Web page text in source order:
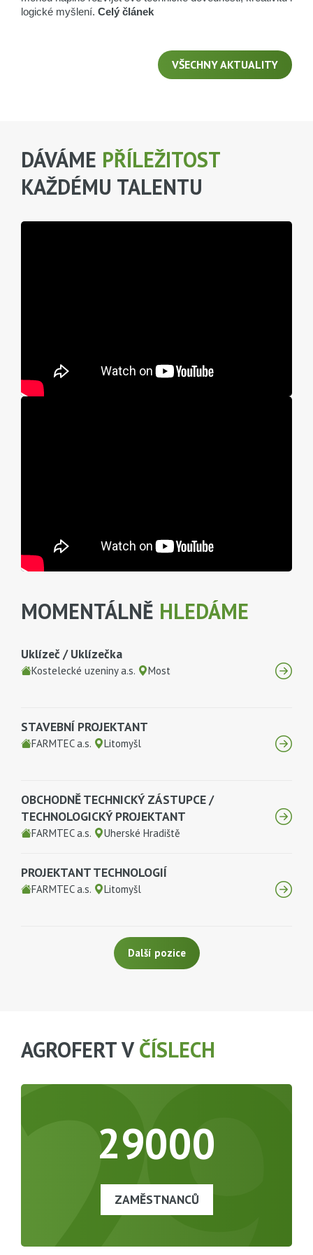
logické myšlení. Celý článek
VŠECHNY AKTUALITY
DÁVÁME PŘÍLEŽITOST
KAŽDÉMU TALENTU
MOMENTÁLNĚ HLEDÁME
Uklízeč / Uklízečka
Kostelecké uzeniny a.s. Most
STAVEBNÍ PROJEKTANT
FARMTEC a.s. Litomyšl
OBCHODNĚ TECHNICKÝ ZÁSTUPCE /
TECHNOLOGICKÝ PROJEKTANT
FARMTEC a.s. Uherské Hradiště
PROJEKTANT TECHNOLOGIÍ
FARMTEC a.s. Litomyšl
Další pozice
AGROFERT VČÍSLECH
29000
ZAMĚSTNANCŮ